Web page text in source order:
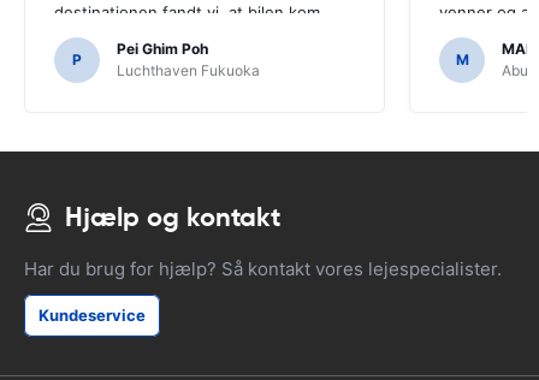
destinationen fandt vi, at bilen kom
med GPS.Det ville have været
forfærdeligt, hvis vi havde besluttet at
købe en GPS, da det var nødvendigt at
P
Pei Ghim Poh
Luchthaven Fukuoka
venner og
M
Abu
Hjælp og kontakt
Har du brug for hjælp? Så kontakt vores lejespecialister.
Kundeservice